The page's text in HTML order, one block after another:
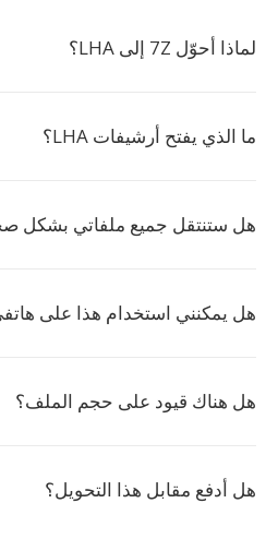
لماذا أحوّل 7Z إلى LHA؟
ما الذي يفتح أرشيفات LHA؟
هل ستنتقل جميع ملفاتي بشكل
هل يمكنني استخدام هذا على
هل هناك قيود على حجم الملف؟
هل أدفع مقابل هذا التحويل؟